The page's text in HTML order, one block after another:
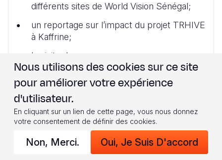
différents sites de World Vision Sénégal;
un reportage sur l’impact du projet TRHIVE
à Kaffrine;
la visite de
Télécharger
Nous utilisons des cookies sur ce site
pour améliorer votre expérience
d'utilisateur.
En cliquant sur un lien de cette page, vous nous donnez
votre consentement de définir des cookies.
Non, Merci. Oui, Je Suis D'accord